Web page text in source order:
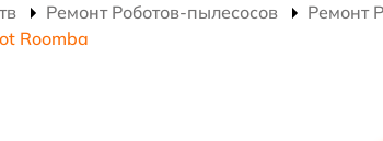
Ремонт Роботов-пылесосов
Ремонт
Roomba